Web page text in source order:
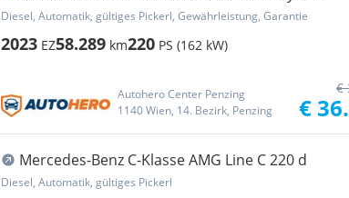
Diesel, Automatik, gültiges Pickerl, Gewährleistung, Garantie
2023 EZ58.289 km220 PS (162 kW)
Autohero Center Penzing
1140 Wien, 14. Bezirk, Penzing
€
€
Mercedes-Benz C-Klasse AMG Line C 220 d
Diesel, Automatik, gültiges Pickerl